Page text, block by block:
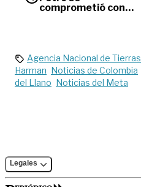
comprometió con
Agencia Nacional de Tierras
Harman Noticias de Colombia
del Llano Noticias del Meta
Legales